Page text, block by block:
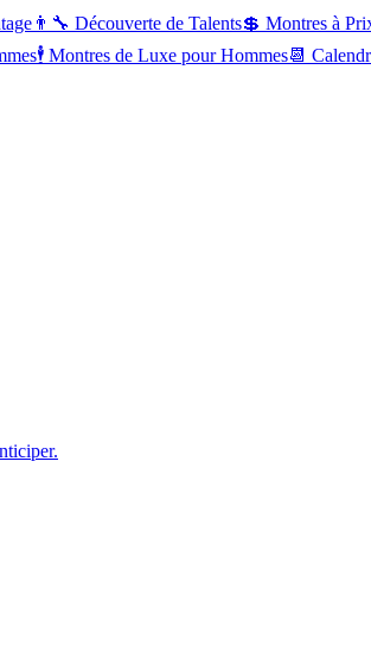
👨‍🔧 Découverte de Talents💲 Montres à
🕴️ Montres de Luxe pour Hommes📆